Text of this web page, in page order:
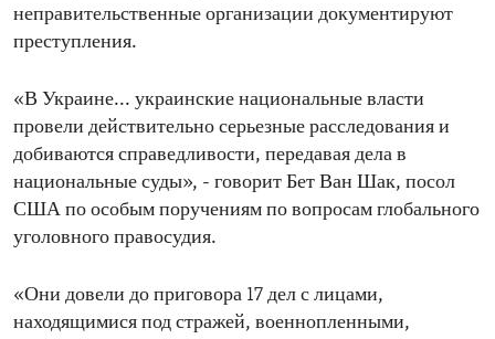
неправительственные организации документируют
преступления.
«В Украине... украинские национальные власти
провели действительно серьезные расследования и
добиваются справедливости, передавая дела в
национальные суды», - говорит Бет Ван Шак, посол
США по особым поручениям по вопросам глобального
уголовного правосудия.
«Они довели до приговора 17 дел с лицами,
находящимися под стражей, военнопленными,